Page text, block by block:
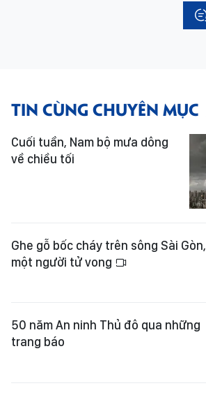
TIN CÙNG CHUYÊN MỤC
Cuối tuần, Nam bộ mưa dông
về chiều tối
Ghe gỗ bốc cháy trên sông Sài Gòn,
một người tử vong
50 năm An ninh Thủ đô qua những
trang báo